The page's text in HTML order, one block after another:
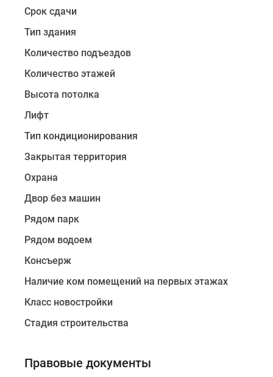
со
светом,
видовыми
террасами
залами
для
камина.
Большинство
имеют
остекленный
балкон.
этажах
располагается
от
двух
до
четырех
лотов,
Срок сдачи
Тип здания
Количество подъездов
Количество этажей
Высота потолка
Лифт
Тип кондиционирования
Закрытая территория
Охрана
Двор без машин
Рядом парк
Рядом водоем
Консъерж
Наличие ком помещений на первых этажах
Класс новостройки
Стадия строительства
Правовые документы